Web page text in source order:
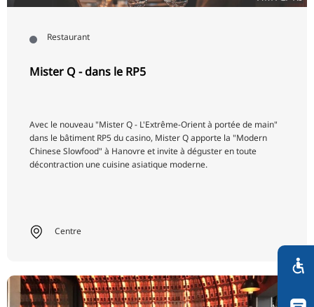
Restaurant
Mister Q - dans le RP5
Avec le nouveau "Mister Q - L'Extrême-Orient à portée de main"
dans le bâtiment RP5 du casino, Mister Q apporte la "Modern
Chinese Slowfood" à Hanovre et invite à déguster en toute
décontraction une cuisine asiatique moderne.
Centre